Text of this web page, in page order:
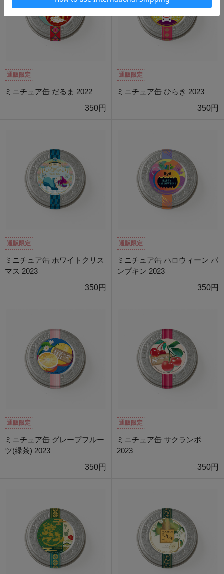
通販限定
ミニチュア缶 だるま 2022
350円
通販限定
ミニチュア缶 ひらき 2023
350円
通販限定
ミニチュア缶 ホワイトクリス
マス 2023
350円
通販限定
ミニチュア缶 ハロウィーン パ
ンプキン 2023
350円
通販限定
ミニチュア缶 グレープフルー
ツ(緑茶) 2023
350円
通販限定
ミニチュア缶 サクランボ
2023
350円